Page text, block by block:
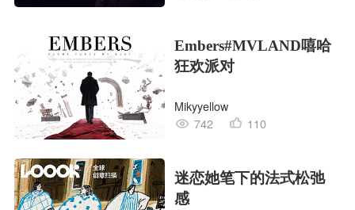
Embers#MVLAND嘻哈
狂欢派对
Mikyyellow
742
110
迷恋她笔下的法式松弛
感